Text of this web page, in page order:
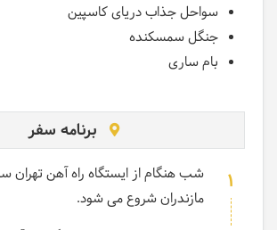
سواحل جذاب دریای کاسپین
جنگل سمسکنده
بام ساری
برنامه سفر
1
شب هنگام از ایستگاه راه آهن تهران
مازندران شروع می شود.